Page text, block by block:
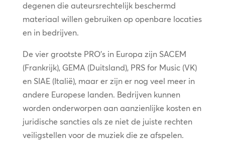
degenen die auteursrechtelijk beschermd
materiaal willen gebruiken op openbare locaties
en in bedrijven.
De vier grootste PRO’s in Europa zijn SACEM
(Frankrijk), GEMA (Duitsland), PRS for Music (VK)
en SIAE (Italië), maar er zijn er nog veel meer in
andere Europese landen. Bedrijven kunnen
worden onderworpen aan aanzienlijke kosten en
juridische sancties als ze niet de juiste rechten
veiligstellen voor de muziek die ze afspelen.